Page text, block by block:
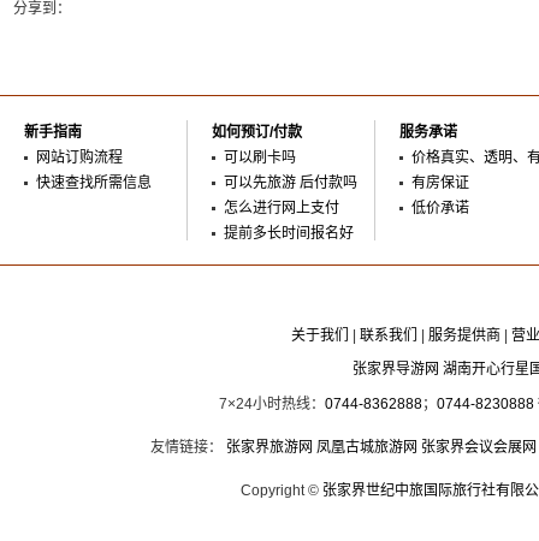
分享到：
新手指南
网站订购流程
快速查找所需信息
如何预订/付款
可以刷卡吗
可以先旅游 后付款吗
怎么进行网上支付
提前多长时间报名好
服务承诺
价格真实、透明、
有房保证
低价承诺
关于我们 联系我们 服务提供商
营
张家界导游网 湖南开心行星
7×24小时热线： 0744-8362888； 0744-8230888
友情链接： 张家界旅游网 凤凰古城旅游网 张家界会议会展网
Copyright © 张家界世纪中旅国际旅行社有限